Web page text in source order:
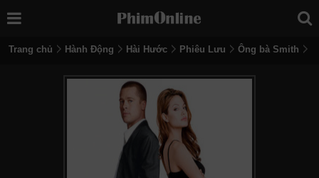
Trang chủ Hành Động Hài Hước Phiêu Lưu Ông bà Smith